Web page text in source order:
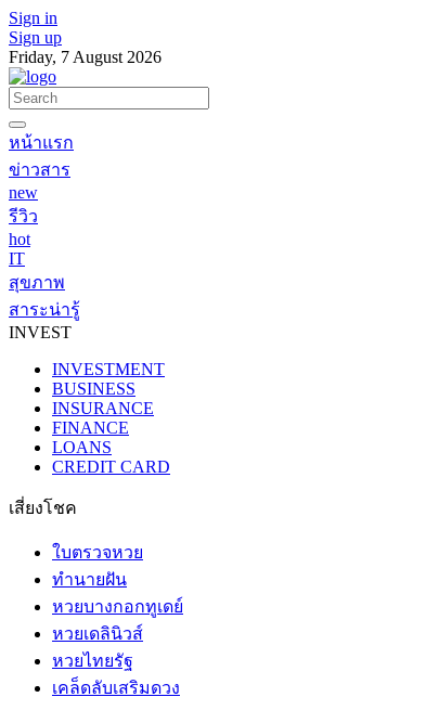
Sign in
Sign up
Friday, 7 August 2026
หน้าแรก
ข่าวสาร
new
รีวิว
hot
IT
สุขภาพ
สาระน่ารู้
INVEST
INVESTMENT
BUSINESS
INSURANCE
FINANCE
LOANS
CREDIT CARD
เสี่ยงโชค
ใบตรวจหวย
ทำนายฝัน
หวยบางกอกทูเดย์
หวยเดลินิวส์
หวยไทยรัฐ
เคล็ดลับเสริมดวง